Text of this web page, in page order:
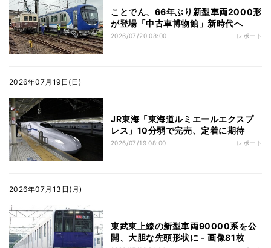
ことでん、66年ぶり新型車両2000形
が登場「中古車博物館」新時代へ
2026/07/20 08:00 レポート
2026年07月19日(日)
JR東海「東海道ルミエールエクスプ
レス」10分弱で完売、定着に期待
2026/07/19 08:00 レポート
2026年07月13日(月)
東武東上線の新型車両90000系を公
開、大胆な先頭形状に - 画像81枚